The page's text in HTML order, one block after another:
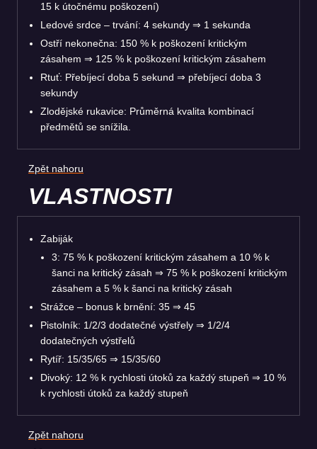
15 k útočnému poškození)
Ledové srdce – trvání: 4 sekundy ⇒ 1 sekunda
Ostří nekonečna: 150 % k poškození kritickým
zásahem ⇒ 125 % k poškození kritickým zásahem
Rtuť: Přebíjecí doba 5 sekund ⇒ přebíjecí doba 3
sekundy
Zlodějské rukavice: Průměrná kvalita kombinací
předmětů se snížila.
Zpět nahoru
VLASTNOSTI
Zabiják
3: 75 % k poškození kritickým zásahem a 10 % k
šanci na kritický zásah ⇒ 75 % k poškození kritickým
zásahem a 5 % k šanci na kritický zásah
Strážce – bonus k brnění: 35 ⇒ 45
Pistolník: 1/2/3 dodatečné výstřely ⇒ 1/2/4
dodatečných výstřelů
Rytíř: 15/35/65 ⇒ 15/35/60
Divoký: 12 % k rychlosti útoků za každý stupeň ⇒ 10 %
k rychlosti útoků za každý stupeň
Zpět nahoru